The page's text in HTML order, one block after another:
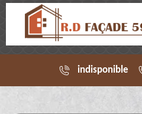
indisponible